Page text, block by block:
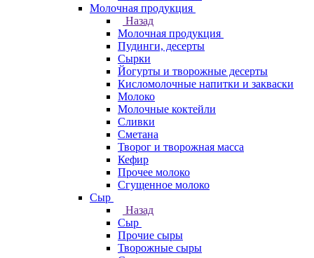
Молочная продукция
Назад
Молочная продукция
Пудинги, десерты
Сырки
Йогурты и творожные десерты
Кисломолочные напитки и закваски
Молоко
Молочные коктейли
Сливки
Сметана
Творог и творожная масса
Кефир
Прочее молоко
Сгущенное молоко
Сыр
Назад
Сыр
Прочие сыры
Творожные сыры